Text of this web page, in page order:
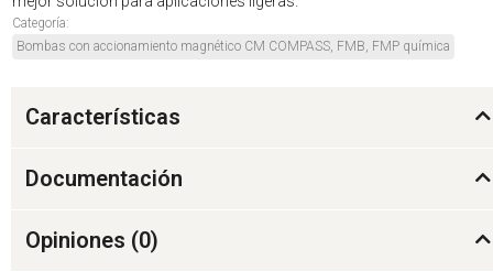
Categoría:
Bombas con accionamiento magnético CM COMPASS, FMB, FMP química
Características
Documentación
Opiniones (0)